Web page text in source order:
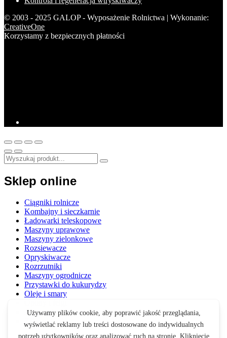
© 2003 - 2025 GALOP - Wyposażenie Rolnictwa | Wykonanie:
CreativeOne
Korzystamy z bezpiecznych płatności
Sklep online
Ciągniki rolnicze
Kombajny i sieczkarnie
Ładowarki teleskopowe
Maszyny uprawowe
Maszyny zielonkowe
Rozsiewacze
Opryskiwacze
Rozrzutniki
Maszyny ogrodnicze
Przystawki do kukurydzy
Oleje i smary
Akcesoria
Zabawki